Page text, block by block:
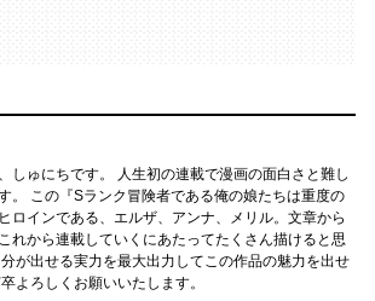
しゅにちです。 人生初の連載で漫画の面白さと難し
。 この『Sランク冒険者である俺の娘たちは重度の
ロインである、エルザ、アンナ、メリル。文章から
れから連載していくにあたってたくさん描けると思
が出せる実力を最大出力してこの作品の魅力を出せ
よろしくお願いいたします。